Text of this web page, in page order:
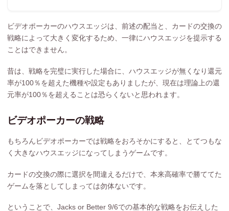
ビデオポーカーのハウスエッジは、前述の配当と、カードの交換の
戦略によって大きく変化するため、一律にハウスエッジを提示する
ことはできません。
昔は、戦略を完璧に実行した場合に、ハウスエッジが無くなり還元
率が100％を超えた機種や設定もありましたが、現在は理論上の還
元率が100％を超えることは恐らくないと思われます。
ビデオポーカーの戦略
もちろんビデオポーカーでは戦略をおろそかにすると、とてつもな
く大きなハウスエッジになってしまうゲームです。
カードの交換の際に選択を間違えるだけで、本来高確率で勝ててた
ゲームを落としてしまっては勿体ないです。
ということで、Jacks or Better 9/6での基本的な戦略をお伝えした